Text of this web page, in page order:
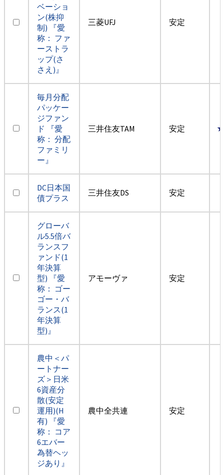
ベーショ
ン(株抑
制) 『愛
称： ファ
ーストラ
ップ(さ
さえ)』
三菱UFJ 安定
毎月分配
パッケー
ジファン
ド 『愛
称： 分配
ファミリ
ー』
三井住友TAM 安定
DC日本国
債プラス
三井住友DS 安定
グローバ
ル5.5倍バ
ランスフ
ァンド(1
年決算
型) 『愛
称： ゴー
ゴー・バ
ランス(1
年決算
型)』
アモーヴァ 安定
農中＜パ
ートナー
ズ＞日米
6資産分
散(安定
運用)(H
有) 『愛
称： コア
6エバー
為替ヘッ
ジあり』
農中全共連 安定